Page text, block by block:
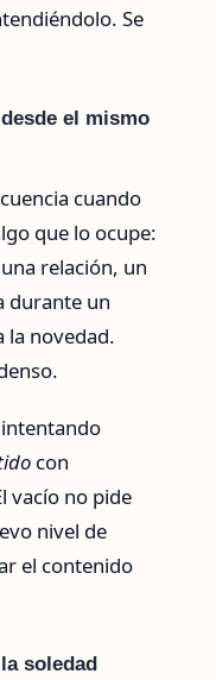
Se
el mismo
cuando
que lo ocupe:
relación, un
durante un
novedad.
con
vacío no pide
nivel de
el contenido
soledad